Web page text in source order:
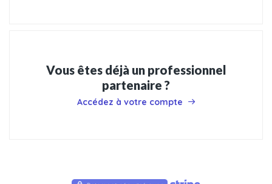
Vous êtes déjà un professionnel
partenaire ?
Accédez à votre compte